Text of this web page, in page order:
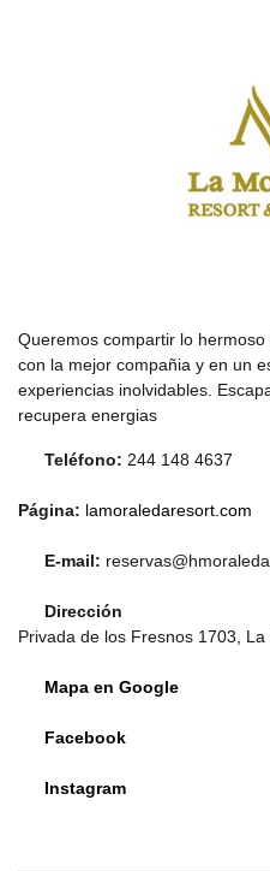
Queremos compartir lo
con la mejor compañia y en un
experiencias inolvidables.
recupera energias
Teléfono: 244 148 4637
Página: lamoraledaresort.com
E-mail:
Dirección
Privada de los Fresnos 1703, La
Mapa en Google
Facebook
Instagram